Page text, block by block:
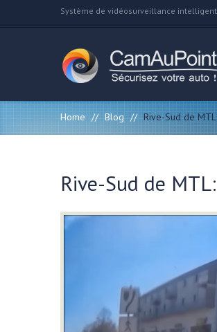
Système de vidéosurveillance
Home // Blog // Rive-Sud de
Rive-Sud de